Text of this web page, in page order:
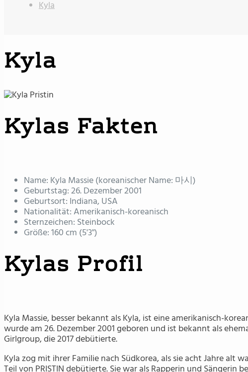
Kyla
Kyla
Kylas Fakten
Name: Kyla Massie (koreanischer Name: 마시)
Geburtstag: 26. Dezember 2001
Geburtsort: Indiana, USA
Nationalität: Amerikanisch-koreanisch
Sternzeichen: Steinbock
Größe: 160 cm (5'3")
Kylas Profil
Kyla Massie, besser bekannt als Kyla, ist eine amerikanisch-
wurde am 26. Dezember 2001 geboren und ist bekannt als
Girlgroup, die 2017 debütierte.
Kyla zog mit ihrer Familie nach Südkorea, als sie acht Jahre alt